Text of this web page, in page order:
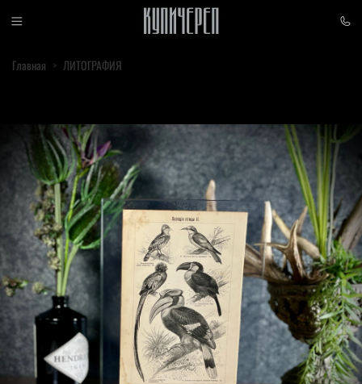
Главная ЛИТОГРАФИЯ